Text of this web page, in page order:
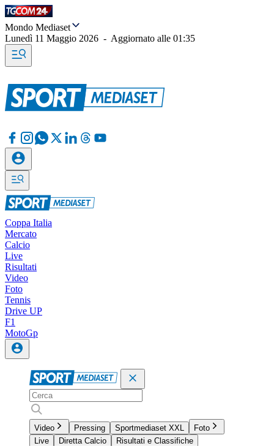
Mondo Mediaset
Lunedì 11 Maggio 2026 - Aggiornato alle 01:35
Coppa Italia
Mercato
Calcio
Live
Risultati
Video
Foto
Tennis
Drive UP
F1
MotoGp
Video Pressing Sportmediaset XXL
Foto
Live
Diretta Calcio
Risultati e Classifiche